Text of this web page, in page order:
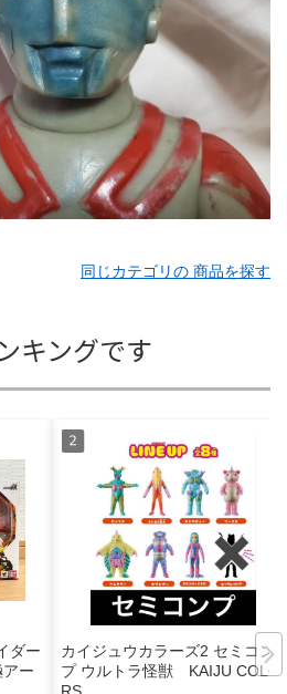
同じカテゴリの 商品を探す
キングです
ダー
ー
カイジュウカラーズ2 セミコン
プ ウルトラ怪獣 KAIJU COLO